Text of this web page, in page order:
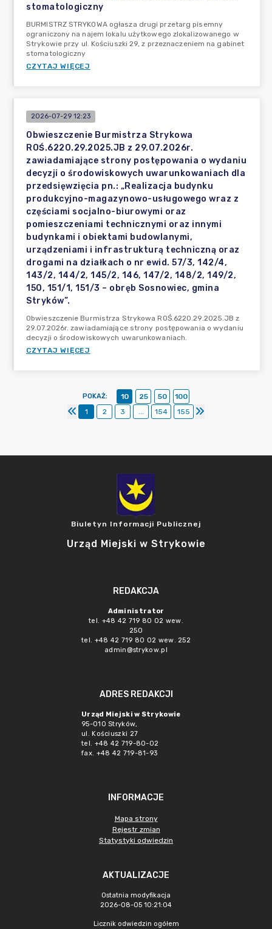
stomatologiczny
BURMISTRZ STRYKOWA ogłasza drugi przetarg pisemny
ograniczony na najem lokalu użytkowego zlokalizowanego w
Strykowie przy ul. Kościuszki 29, z przeznaczeniem na gabinet
stomatologiczny
CZYTAJ WIĘCEJ
2026-07-29 12:23
Obwieszczenie Burmistrza Strykowa
ROŚ.6220.29.2025.JB z 29.07.2026r.
zawiadamiające strony postępowania o wydaniu
decyzji o środowiskowych uwarunkowaniach dla
przedsięwzięcia pn.: „Realizacja budynku
produkcyjno-magazynowo-usługowego wraz z
częściami socjalno-biurowymi oraz
pomieszczeniami technicznymi oraz innymi
budynkami i obiektami budowlanymi,
urządzeniami i infrastrukturą techniczną oraz
drogami na działkach o nr ewid. 57/3, 142/4,
143/2, 144/2, 145/2, 146, 147/2, 148/2, 149/2,
150, 151/1, 151/3 – obręb Sosnowiec, gmina
Stryków”.
Obwieszczenie Burmistrza Strykowa ROŚ.6220.29.2025.JB z
29.07.2026r. zawiadamiające strony postępowania o wydaniu
decyzji o środowiskowych uwarunkowaniach.
CZYTAJ WIĘCEJ
POKAŻ: 10 25 50
100
1
2 3 ... 154 155
Biuletyn Informacji Publicznej
Urząd Miejski w Strykowie
REDAKCJA
Administrator
tel. +48 42 719 80 02 wew.
250
tel. +48 42 719 80 02 wew. 252
admin@strykow.pl
ADRES REDAKCJI
Urząd Miejski w Strykowie
95-010 Stryków,
ul. Kościuszki 27
tel. +48 42 719-80-02
fax. +48 42 719-81-93
INFORMACJE
Mapa strony
Rejestr zmian
Statystyki odwiedzin
AKTUALIZACJE
Ostatnia modyfikacja
2026-08-05 10:21:04
Licznik odwiedzin ogółem